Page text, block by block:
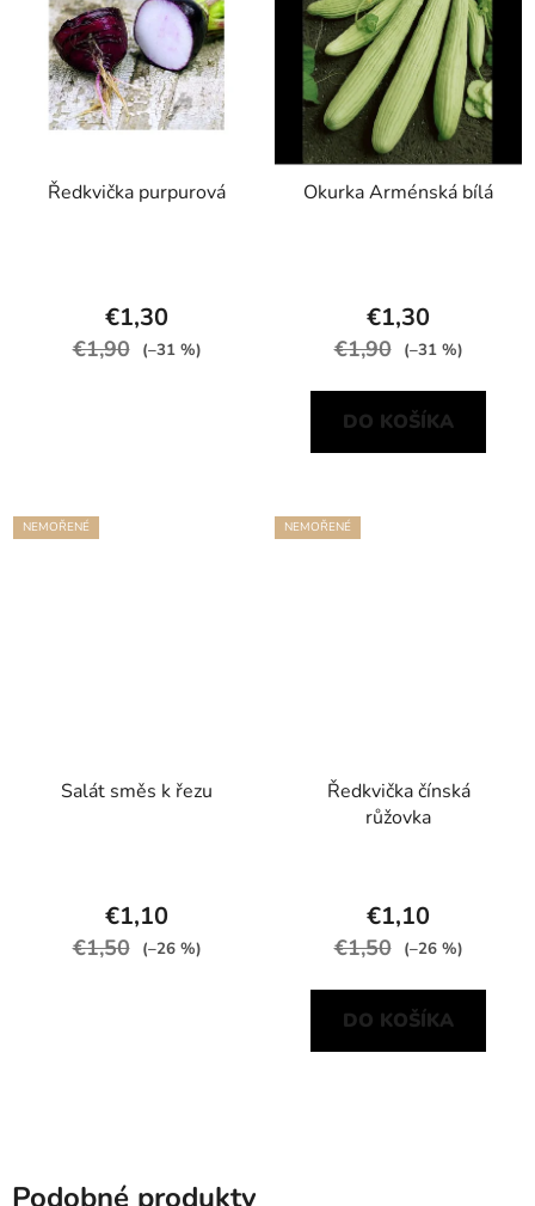
Ředkvička purpurová
€1,30
€1,90 (–31 %)
Okurka Arménská bílá
€1,30
€1,90 (–31 %)
DO KOŠÍKA
NEMOŘENÉ
Salát směs k řezu
€1,10
€1,50 (–26 %)
NEMOŘENÉ
Ředkvička čínská
růžovka
€1,10
€1,50 (–26 %)
DO KOŠÍKA
Podobné produkty